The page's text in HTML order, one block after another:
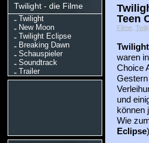
Twilight - die Filme
Twilight
New Moon
Twilight Eclipse
Breaking Dawn
Schauspieler
Soundtrack
Trailer
Teen
Filme,
waren
Choice
Gestern
und
können
Wie
Eclipse